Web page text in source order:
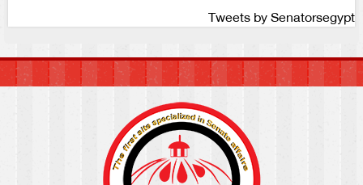
Tweets by Senatorsegypt